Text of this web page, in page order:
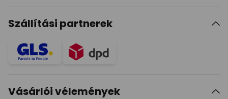
Szállítási partnerek
Vásárlói vélemények